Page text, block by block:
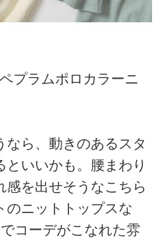
プラムポロカラーニ
なら、動きのあるスタ
といいかも。腰まわり
感を出せそうなこちら
のニットトップスな
コーデがこなれた雰